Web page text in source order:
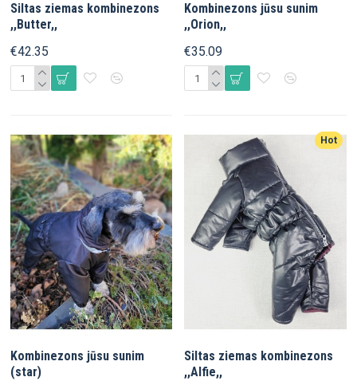
Siltas ziemas kombinezons
,,Butter,,
€42.35
Kombinezons jūsu sunim
,,Orion,,
€35.09
Kombinezons jūsu sunim
(star)
Hot
Siltas ziemas kombinezons
,,Alfie,,